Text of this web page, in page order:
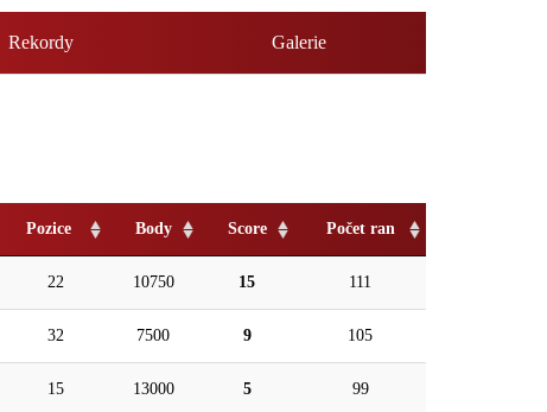
Rekordy Galerie
Pozice Body Score Počet ran
22 10750 15 111
32 7500 9 105
15 13000 5 99